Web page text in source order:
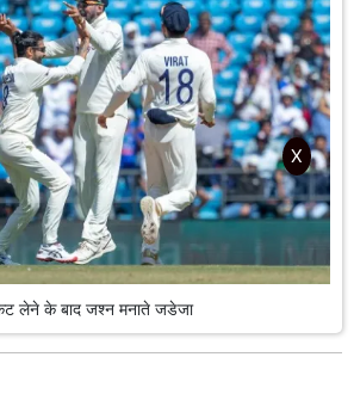
लेने के बाद जश्न मनाते जडेजा
X